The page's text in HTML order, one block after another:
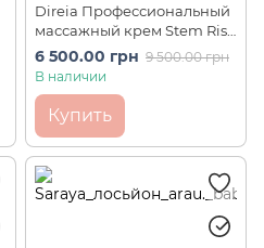
Direia Профессиональный
массажный крем Stem Rise
Massage Cream Pro (500 г)
6 500.00 грн 9 500.00 грн
В наличии
Купить